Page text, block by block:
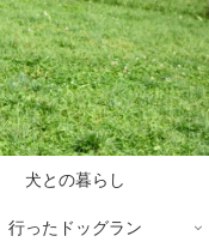
犬との暮らし
行ったドッグラン